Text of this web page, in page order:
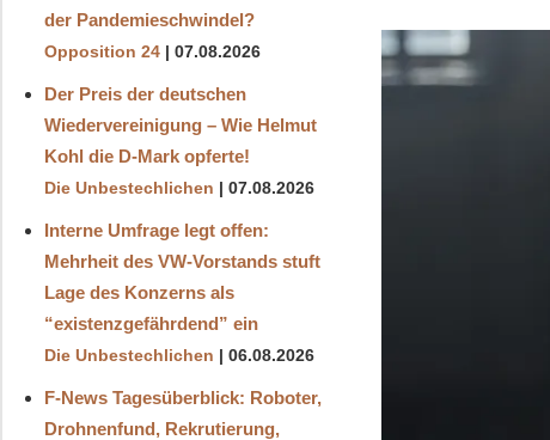
der Pandemieschwindel?
Opposition 24 07.08.2026
Der Preis der deutschen
Wiedervereinigung – Wie Helmut
Kohl die D‑Mark opferte!
Die Unbestechlichen 07.08.2026
Interne Umfrage legt offen:
Mehrheit des VW-Vorstands stuft
Lage des Konzerns als
“existenzgefährdend” ein
Die Unbestechlichen 06.08.2026
F-News Tagesüberblick: Roboter,
Drohnenfund, Rekrutierung,